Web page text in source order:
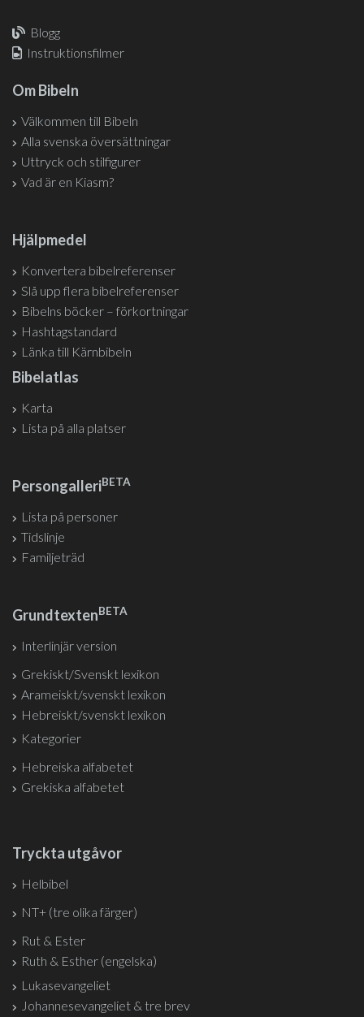
Blogg
Instruktionsfilmer
Om Bibeln
Välkommen till Bibeln
Alla svenska översättningar
Uttryck och stilfigurer
Vad är en Kiasm?
Hjälpmedel
Konvertera bibelreferenser
Slå upp flera bibelreferenser
Bibelns böcker – förkortningar
Hashtagstandard
Länka till Kärnbibeln
Bibelatlas
Karta
Lista på alla platser
PersongalleriBETA
Lista på personer
Tidslinje
Familjeträd
GrundtextenBETA
Interlinjär version
Grekiskt/Svenskt lexikon
Arameiskt/svenskt lexikon
Hebreiskt/svenskt lexikon
Kategorier
Hebreiska alfabetet
Grekiska alfabetet
Tryckta utgåvor
Helbibel
NT+ (tre olika färger)
Rut & Ester
Ruth & Esther (engelska)
Lukasevangeliet
Johannesevangeliet & tre brev